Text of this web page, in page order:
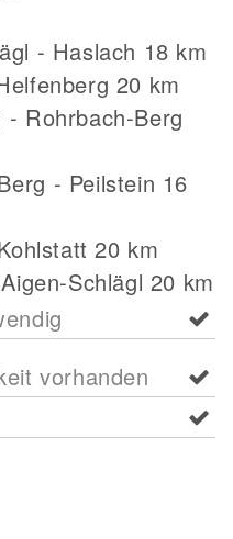
- Haslach 18 km
20 km
Rohrbach-Berg
- Peilstein 16
20 km
Schlägl 20 km
vorhanden